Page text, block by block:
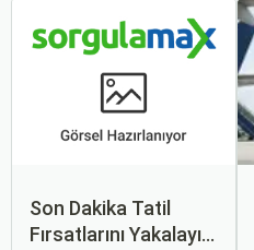
yapmak, yalnızca
seyahatin maliyetini
azaltmakla kalmaz, aynı
zamanda daha kaliteli bir
seyahat deneyimi
yaşamanızı sağlar.
Son Dakika Tatil
Fırsatlarını Yakalayın: